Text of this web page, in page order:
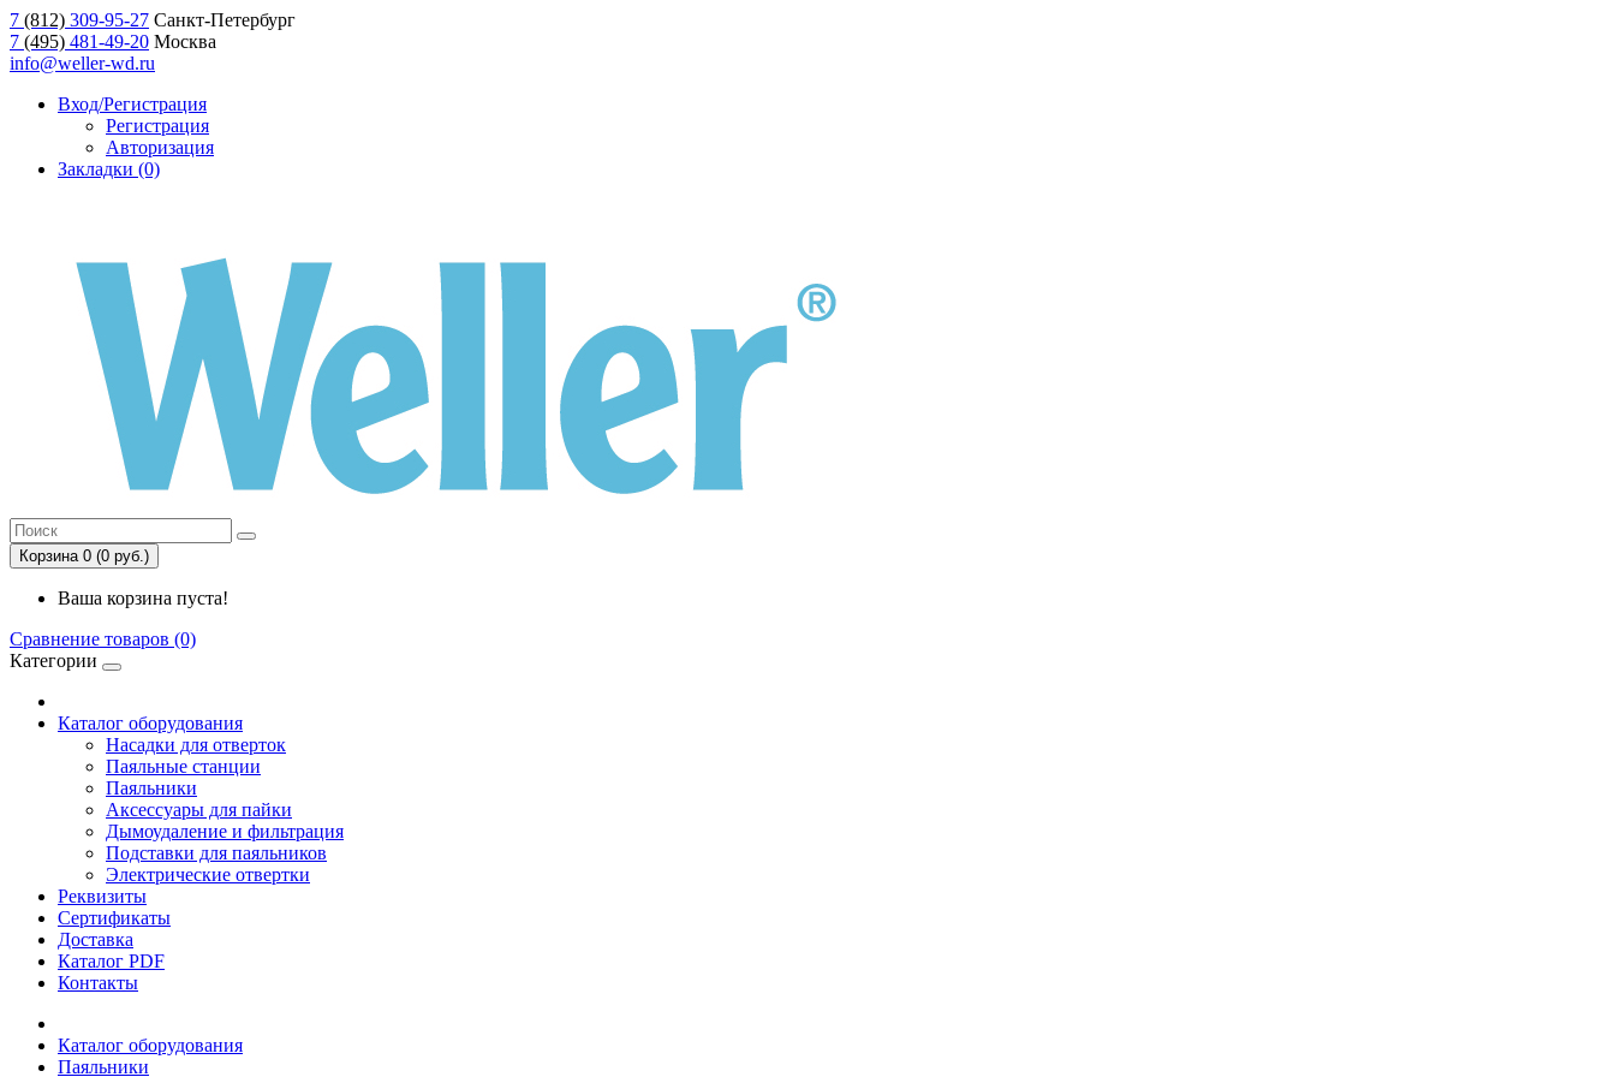
7 (812) 309-95-27 Санкт-Петербург
7 (495) 481-49-20 Москва
info@weller-wd.ru
Вход/Регистрация
Регистрация
Авторизация
Закладки (0)
Корзина 0 (0 руб.)
Ваша корзина пуста!
Сравнение товаров (0)
Категории
Каталог оборудования
Насадки для отверток
Паяльные станции
Паяльники
Аксессуары для пайки
Дымоудаление и фильтрация
Подставки для паяльников
Электрические отвертки
Реквизиты
Сертификаты
Доставка
Каталог PDF
Контакты
Каталог оборудования
Паяльники